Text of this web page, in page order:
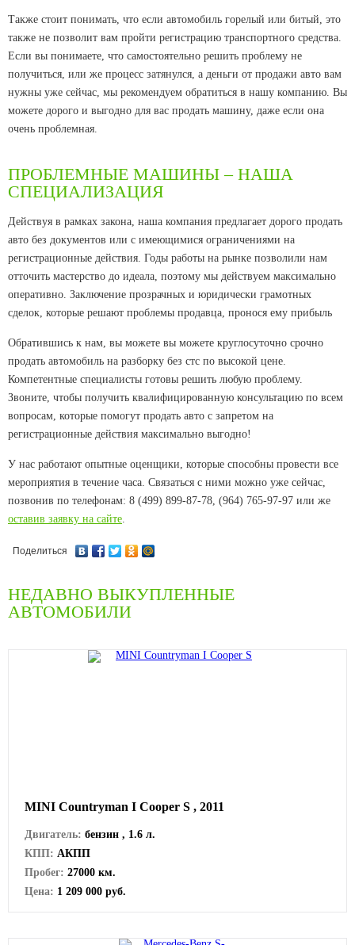
Также стоит понимать, что если автомобиль горелый или битый, это
также не позволит вам пройти регистрацию транспортного средства.
Если вы понимаете, что самостоятельно решить проблему не
получиться, или же процесс затянулся, а деньги от продажи авто вам
нужны уже сейчас, мы рекомендуем обратиться в нашу компанию. Вы
можете дорого и выгодно для вас продать машину, даже если она
очень проблемная.
ПРОБЛЕМНЫЕ МАШИНЫ – НАША
СПЕЦИАЛИЗАЦИЯ
Действуя в рамках закона, наша компания предлагает дорого продать
авто без документов или с имеющимися ограничениями на
регистрационные действия. Годы работы на рынке позволили нам
отточить мастерство до идеала, поэтому мы действуем максимально
оперативно. Заключение прозрачных и юридически грамотных
сделок, которые решают проблемы продавца, пронося ему прибыль
Обратившись к нам, вы можете вы можете круглосуточно срочно
продать автомобиль на разборку без стс по высокой цене.
Компетентные специалисты готовы решить любую проблему.
Звоните, чтобы получить квалифицированную консультацию по всем
вопросам, которые помогут продать авто с запретом на
регистрационные действия максимально выгодно!
У нас работают опытные оценщики, которые способны провести все
мероприятия в течение часа. Связаться с ними можно уже сейчас,
позвонив по телефонам: 8 (499) 899-87-78, (964) 765-97-97 или же
оставив заявку на сайте
Поделиться
НЕДАВНО ВЫКУПЛЕННЫЕ
АВТОМОБИЛИ
MINI Countryman I Cooper S , 2011
Двигатель: бензин , 1.6 л.
КПП: АКПП
Пробег: 27000 км.
Цена: 1 209 000 руб.